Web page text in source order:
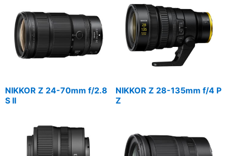
NIKKOR Z 24-70mm f/2.8
S II
NIKKOR Z 28-135mm f/4 P
Z